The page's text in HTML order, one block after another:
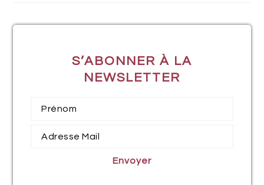
S’ABONNER À LA
NEWSLETTER